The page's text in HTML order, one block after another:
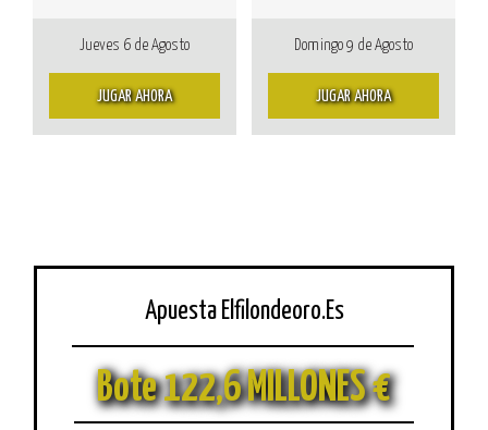
Jueves 6 de Agosto
JUGAR AHORA
Domingo 9 de Agosto
JUGAR AHORA
Apuesta Elfilondeoro.Es
Bote 122,6 MILLONES €